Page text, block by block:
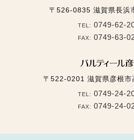
〒526-0835 滋賀県長浜
TEL: 0749-62-
FAX: 0749-63-
〒522-0201 滋賀県彦根
TEL: 0749-24-
FAX: 0749-24-